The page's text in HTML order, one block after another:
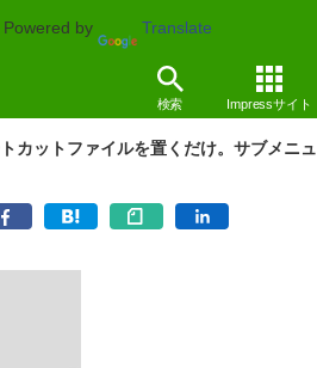
Powered by Translate
検索 Impressサイト
さが魅力のメニュー型ランチャー
カットファイルを置くだけ。サブメニュ